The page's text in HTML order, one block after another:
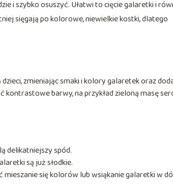
i szybko osuszyć. Ułatwi to cięcie galaretki i
sięgają po kolorowe, niewielkie kostki, dlatego
zmieniając smaki i kolory galaretek oraz
barwy, na przykład zieloną masę
delikatniejszy spód.
są już słodkie.
się kolorów lub wsiąkanie galaretki w